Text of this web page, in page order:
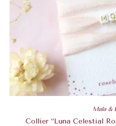
Mala &
Collier “Luna Celestial